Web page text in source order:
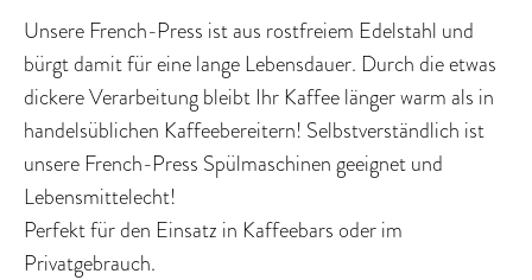
Unsere French-Press ist aus rostfreiem Edelstahl und
bürgt damit für eine lange Lebensdauer. Durch die etwas
dickere Verarbeitung bleibt Ihr Kaffee länger warm als in
handelsüblichen Kaffeebereitern! Selbstverständlich ist
unsere French-Press Spülmaschinen geeignet und
Lebensmittelecht!
Perfekt für den Einsatz in Kaffeebars oder im
Privatgebrauch.